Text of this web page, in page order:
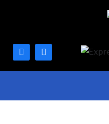
facebook
mail